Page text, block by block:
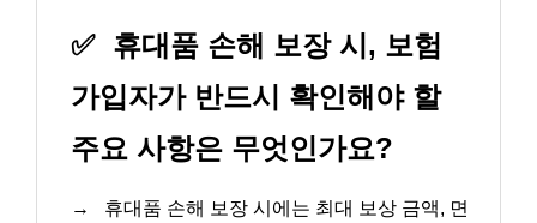
✅ 휴대품 손해 보장 시, 보험
가입자가 반드시 확인해야 할
주요 사항은 무엇인가요?
→
휴대품 손해 보장 시에는 최대 보상 금액, 면